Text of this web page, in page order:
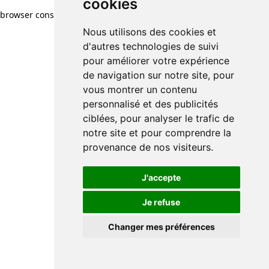
cookies
Nous utilisons des cookies et
d'autres technologies de suivi
pour améliorer votre expérience
de navigation sur notre site, pour
vous montrer un contenu
personnalisé et des publicités
ciblées, pour analyser le trafic de
notre site et pour comprendre la
provenance de nos visiteurs.
J'accepte
Je refuse
Changer mes préférences
browser console for more information)